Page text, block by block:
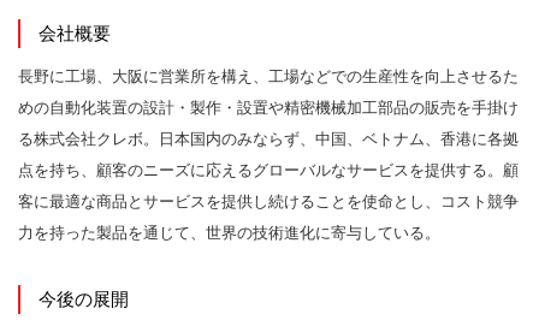
会社概要
長野に工場、大阪に営業所を構え、工場などでの生産性を向上させるた
めの自動化装置の設計・製作・設置や精密機械加工部品の販売を手掛け
る株式会社クレボ。日本国内のみならず、中国、ベトナム、香港に各拠
点を持ち、顧客のニーズに応えるグローバルなサービスを提供する。顧
客に最適な商品とサービスを提供し続けることを使命とし、コスト競争
力を持った製品を通じて、世界の技術進化に寄与している。
今後の展開